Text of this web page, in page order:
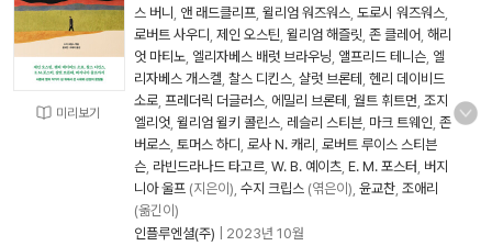
미리보기
스 버니
앤 래드클리프 윌리엄 워즈워스 도로시 워즈워스
로버트 사우디 제인 오스틴 윌리엄 해즐릿 존 클레어 해리
엇 마티노 엘리자베스 배럿 브라우닝 앨프리드 테니슨 엘
리자베스 개스켈 찰스 디킨스 샬럿 브론테
헨리 데이비드
소로 프레더릭 더글러스 에밀리 브론테 월트 휘트먼 조지
엘리엇 윌리엄 윌키 콜린스 레슬리 스티븐 마크 트웨인 존
버로스 토머스 하디 로사 N. 캐리 로버트 루이스 스티븐
슨 라빈드라나드 타고르 W. B. 예이츠 E. M. 포스터 버지
니아 울프 (지은이), 수지 크립스 (엮은이), 윤교찬 조애리
(옮긴이)
인플루엔셜(주)
2023년 10월